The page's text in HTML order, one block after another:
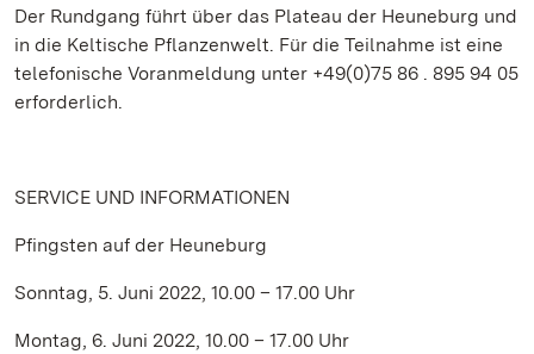
Der Rundgang führt über das Plateau der Heuneburg und
in die Keltische Pflanzenwelt. Für die Teilnahme ist eine
telefonische Voranmeldung unter +49(0)75 86 . 895 94 05
erforderlich.
SERVICE UND INFORMATIONEN
Pfingsten auf der Heuneburg
Sonntag, 5. Juni 2022, 10.00 – 17.00 Uhr
Montag, 6. Juni 2022, 10.00 – 17.00 Uhr